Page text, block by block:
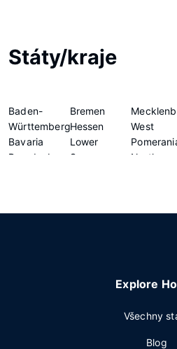
Státy/kraje
Baden-
Württemberg
Bavaria
Brandenburg
Bremen
Hessen
Lower
Saxony
West
North
Explore
Všechny
Blog